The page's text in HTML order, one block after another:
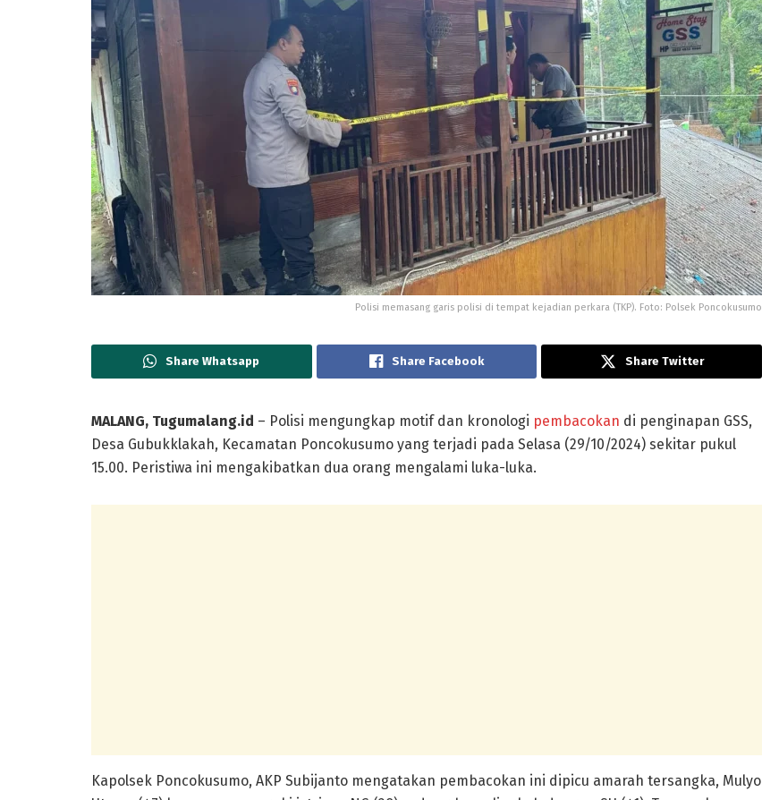
Polisi memasang garis polisi di tempat kejadian perkara (TKP). Foto: Polsek Poncokusumo
Share Whatsapp Share Facebook Share Twitter
MALANG, Tugumalang.id – Polisi mengungkap motif dan kronologi pembacokan di penginapan GSS,
Desa Gubukklakah, Kecamatan Poncokusumo yang terjadi pada Selasa (29/10/2024) sekitar pukul
15.00. Peristiwa ini mengakibatkan dua orang mengalami luka-luka.
Kapolsek Poncokusumo, AKP Subijanto mengatakan pembacokan ini dipicu amarah tersangka, Mulyo